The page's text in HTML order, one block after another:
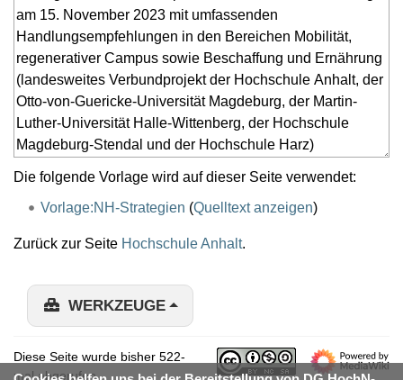
Die folgende Vorlage wird auf dieser Seite verwendet:
Vorlage:NH-Strategien (Quelltext anzeigen)
Zurück zur Seite Hochschule Anhalt.
WERKZEUGE
Diese Seite wurde bisher 522-
mal abgerufen.